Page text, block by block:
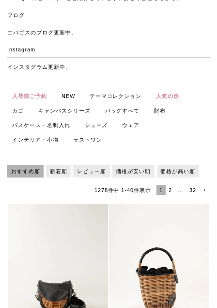
ブログ
エバゴスのブログ更新中。
Instagram
インスタグラム更新中。
入荷前ご予約 NEW テーマコレクション 人気の形
カゴ キャンバスシリーズ バッグすべて 財布
パスケース・名刺入れ シューズ ウェア
インテリア・小物 ラストワン
おすすめ順 新着順 レビュー順 価格が安い順 価格が高い順
1278件中 1-40件表示 1 2 32